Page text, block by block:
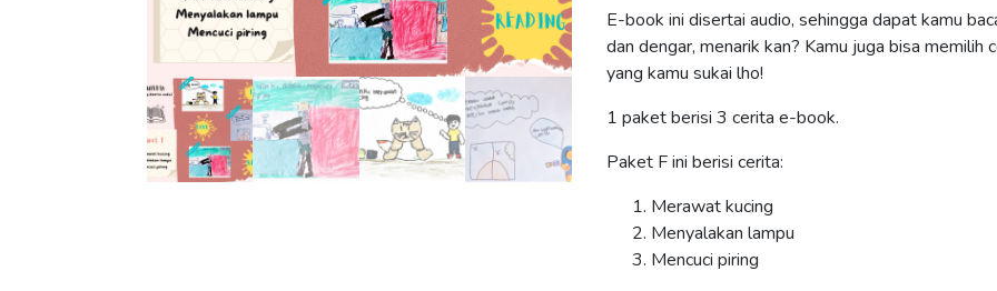
E-book ini disertai audio, sehingga dapat kamu
dan dengar, menarik kan? Kamu juga bisa memilih
yang kamu sukai lho!
1 paket berisi 3 cerita e-book.
Paket F ini berisi cerita:
Merawat kucing
Menyalakan lampu
Mencuci piring